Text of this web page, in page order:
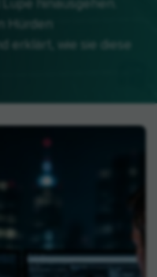
hinausgehen.
erklärt, wie sie diese